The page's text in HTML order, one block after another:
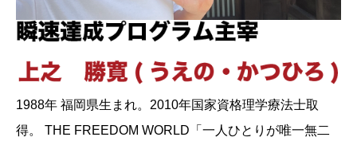
1988年 福岡県生まれ。2010年国家資格理学療法士取
得。 THE FREEDOM WORLD「一人ひとりが唯一無二